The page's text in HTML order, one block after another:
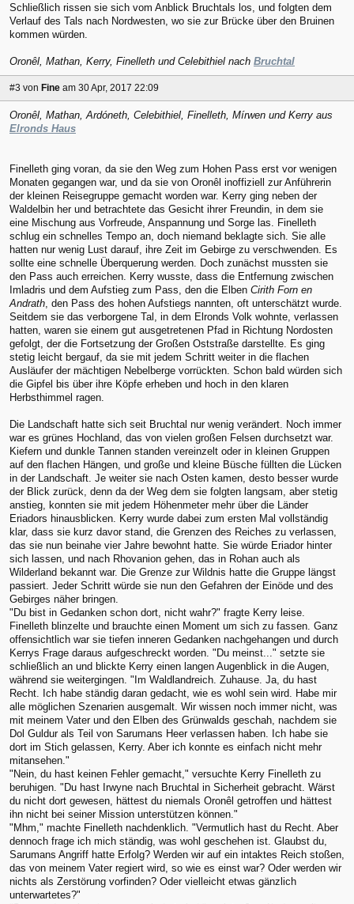
Schließlich rissen sie sich vom Anblick Bruchtals los, und folgten dem
Verlauf des Tals nach Nordwesten, wo sie zur Brücke über den Bruinen
kommen würden.
Oronêl, Mathan, Kerry, Finelleth und Celebithiel nach Bruchtal
#3 von Fine am 30 Apr, 2017 22:09
Oronêl, Mathan, Ardóneth, Celebithiel, Finelleth, Mírwen und Kerry aus
Elronds Haus
Finelleth ging voran, da sie den Weg zum Hohen Pass erst vor wenigen
Monaten gegangen war, und da sie von Oronêl inoffiziell zur Anführerin
der kleinen Reisegruppe gemacht worden war. Kerry ging neben der
Waldelbin her und betrachtete das Gesicht ihrer Freundin, in dem sie
eine Mischung aus Vorfreude, Anspannung und Sorge las. Finelleth
schlug ein schnelles Tempo an, doch niemand beklagte sich. Sie alle
hatten nur wenig Lust darauf, ihre Zeit im Gebirge zu verschwenden. Es
sollte eine schnelle Überquerung werden. Doch zunächst mussten sie
den Pass auch erreichen. Kerry wusste, dass die Entfernung zwischen
Imladris und dem Aufstieg zum Pass, den die Elben Cirith Forn en
Andrath , den Pass des hohen Aufstiegs nannten, oft unterschätzt wurde.
Seitdem sie das verborgene Tal, in dem Elronds Volk wohnte, verlassen
hatten, waren sie einem gut ausgetretenen Pfad in Richtung Nordosten
gefolgt, der die Fortsetzung der Großen Oststraße darstellte. Es ging
stetig leicht bergauf, da sie mit jedem Schritt weiter in die flachen
Ausläufer der mächtigen Nebelberge vorrückten. Schon bald würden sich
die Gipfel bis über ihre Köpfe erheben und hoch in den klaren
Herbsthimmel ragen.
Die Landschaft hatte sich seit Bruchtal nur wenig verändert. Noch immer
war es grünes Hochland, das von vielen großen Felsen durchsetzt war.
Kiefern und dunkle Tannen standen vereinzelt oder in kleinen Gruppen
auf den flachen Hängen, und große und kleine Büsche füllten die Lücken
in der Landschaft. Je weiter sie nach Osten kamen, desto besser wurde
der Blick zurück, denn da der Weg dem sie folgten langsam, aber stetig
anstieg, konnten sie mit jedem Höhenmeter mehr über die Länder
Eriadors hinausblicken. Kerry wurde dabei zum ersten Mal vollständig
klar, dass sie kurz davor stand, die Grenzen des Reiches zu verlassen,
das sie nun beinahe vier Jahre bewohnt hatte. Sie würde Eriador hinter
sich lassen, und nach Rhovanion gehen, das in Rohan auch als
Wilderland bekannt war. Die Grenze zur Wildnis hatte die Gruppe längst
passiert. Jeder Schritt würde sie nun den Gefahren der Einöde und des
Gebirges näher bringen.
"Du bist in Gedanken schon dort, nicht wahr?" fragte Kerry leise.
Finelleth blinzelte und brauchte einen Moment um sich zu fassen. Ganz
offensichtlich war sie tiefen inneren Gedanken nachgehangen und durch
Kerrys Frage daraus aufgeschreckt worden. "Du meinst..." setzte sie
schließlich an und blickte Kerry einen langen Augenblick in die Augen,
während sie weitergingen. "Im Waldlandreich. Zuhause. Ja, du hast
Recht. Ich habe ständig daran gedacht, wie es wohl sein wird. Habe mir
alle möglichen Szenarien ausgemalt. Wir wissen noch immer nicht, was
mit meinem Vater und den Elben des Grünwalds geschah, nachdem sie
Dol Guldur als Teil von Sarumans Heer verlassen haben. Ich habe sie
dort im Stich gelassen, Kerry. Aber ich konnte es einfach nicht mehr
mitansehen."
"Nein, du hast keinen Fehler gemacht," versuchte Kerry Finelleth zu
beruhigen. "Du hast Irwyne nach Bruchtal in Sicherheit gebracht. Wärst
du nicht dort gewesen, hättest du niemals Oronêl getroffen und hättest
ihn nicht bei seiner Mission unterstützen können."
"Mhm," machte Finelleth nachdenklich. "Vermutlich hast du Recht. Aber
dennoch frage ich mich ständig, was wohl geschehen ist. Glaubst du,
Sarumans Angriff hatte Erfolg? Werden wir auf ein intaktes Reich stoßen,
das von meinem Vater regiert wird, so wie es einst war? Oder werden wir
nichts als Zerstörung vorfinden? Oder vielleicht etwas gänzlich
unterwartetes?"